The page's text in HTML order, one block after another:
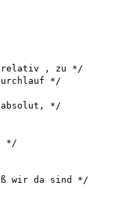
, zu */
*/
*/
*/
wir da sind */